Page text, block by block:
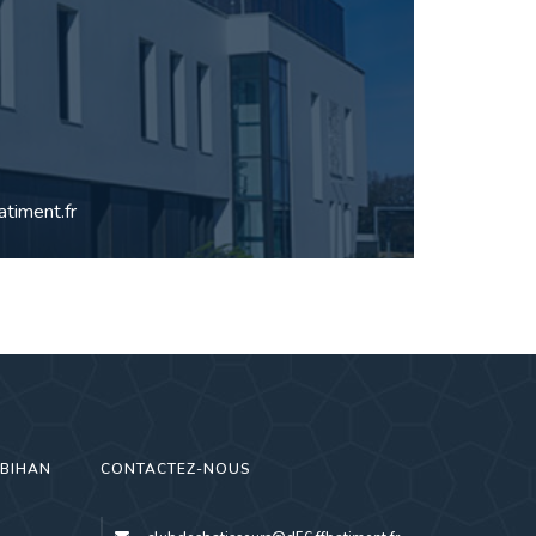
CONTACTEZ-NOUS